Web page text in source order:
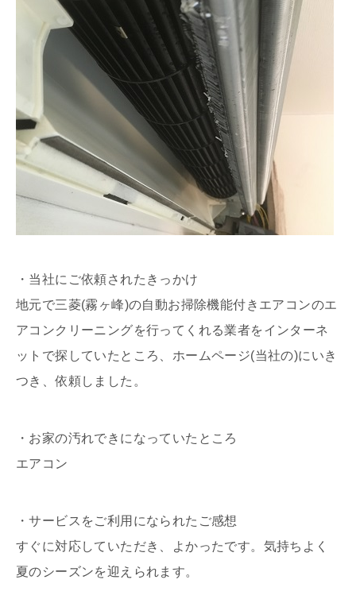
・当社にご依頼されたきっかけ
地元で三菱(霧ヶ峰)の自動お掃除機能付きエアコンのエ
アコンクリーニングを行ってくれる業者をインターネ
ットで探していたところ、ホームページ(当社の)にいき
つき、依頼しました。
・お家の汚れできになっていたところ
エアコン
・サービスをご利用になられたご感想
すぐに対応していただき、よかったです。気持ちよく
夏のシーズンを迎えられます。